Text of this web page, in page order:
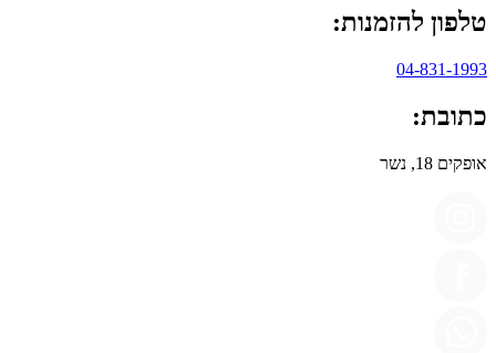
טלפון להזמנות:
04-831-1993
כתובת:
אופקים 18, נשר